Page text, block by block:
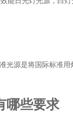
是将国际标准用灯
哪些要求